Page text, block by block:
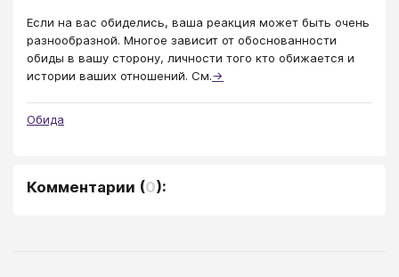
Если на вас обиделись, ваша реакция может быть очень
разнообразной. Многое зависит от обоснованности
обиды в вашу сторону, личности того кто обижается и
истории ваших отношений. См.→
Обида
Комментарии (0):